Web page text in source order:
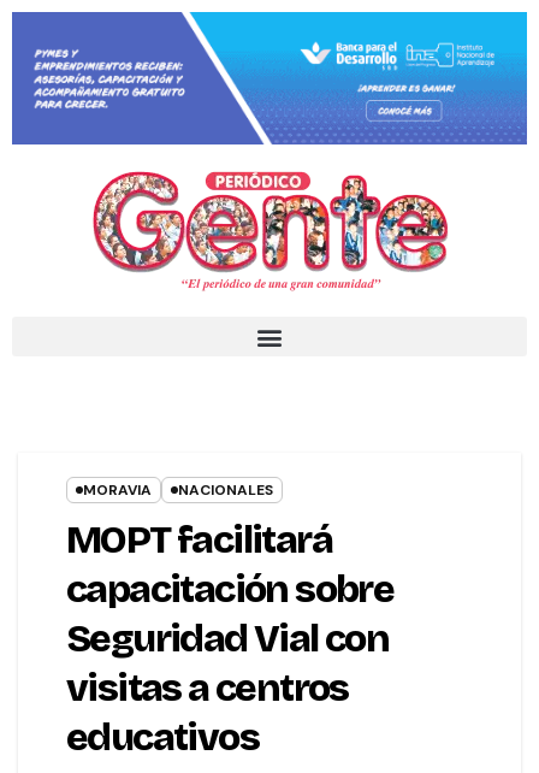
MORAVIA NACIONALES
MOPT facilitará
capacitación sobre
Seguridad Vial con
visitas a centros
educativos